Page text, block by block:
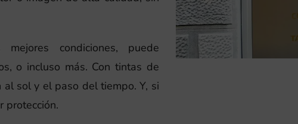
condiciones, puede
o incluso más. Con tintas de
sol y el paso del tiempo. Y, si
protección.